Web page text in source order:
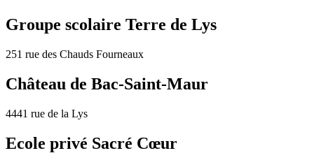
Groupe scolaire Terre de Lys
251 rue des Chauds Fourneaux
Château de Bac-Saint-Maur
4441 rue de la Lys
Ecole privé Sacré Cœur